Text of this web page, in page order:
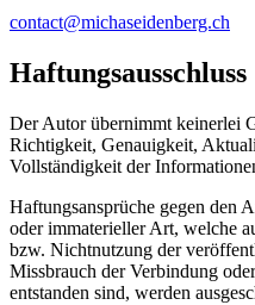
contact@michaseidenberg.ch
Haftungsausschluss
Der Autor übernimmt keinerlei
Richtigkeit, Genauigkeit,
Vollständigkeit der
Haftungsansprüche gegen den
oder immaterieller Art, welche
bzw. Nichtnutzung der
Missbrauch der Verbindung
entstanden sind, werden